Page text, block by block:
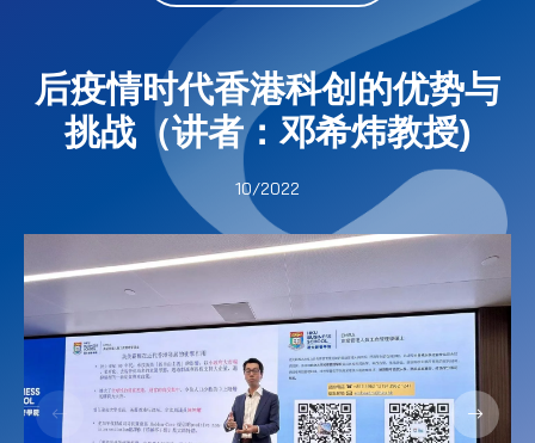
后疫情时代香港科创的优势与
挑战（讲者：邓希炜教授)
10/2022